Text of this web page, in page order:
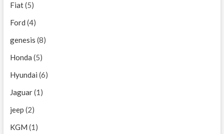
Fiat(5)
Ford (4)
genesis (8)
Honda (5)
Hyundai (6)
Jaguar(1)
jeep (2)
KGM (1)